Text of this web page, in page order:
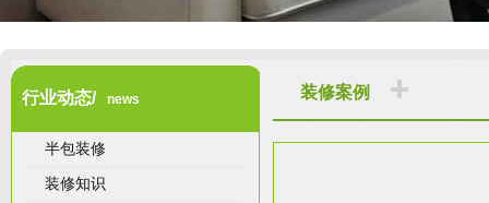
行业动态/ news
半包装修
装修知识
装修案例